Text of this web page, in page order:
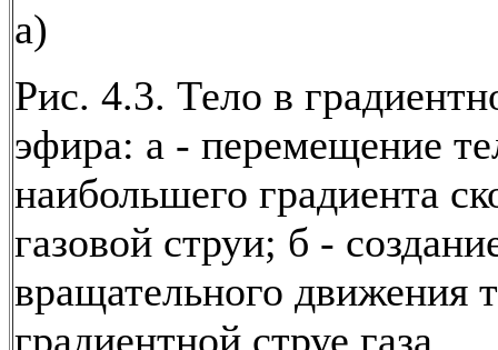
а)
Рис. 4.3. Тело в
эфира: а - перемещение
наибольшего градиента
газовой струи; б -
вращательного движения
градиентной струе газа